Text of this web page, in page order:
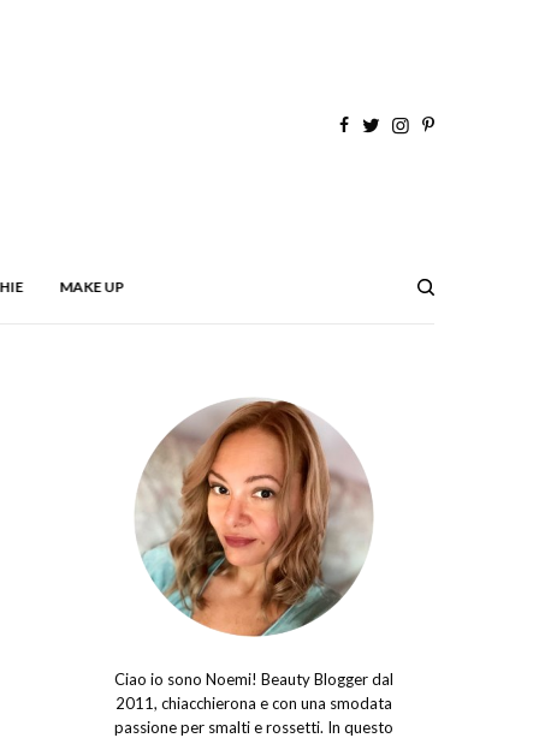
MAKE UP
Ciao io sono Noemi! Beauty Blogger dal
2011, chiacchierona e con una smodata
passione per smalti e rossetti. In questo